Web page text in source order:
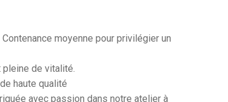
moyenne pour privilégier un
de vitalité.
haute qualité
avec passion dans notre atelier à